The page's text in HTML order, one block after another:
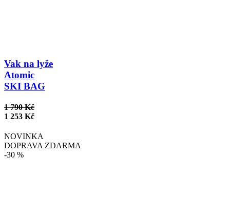
Vak na lyže
Atomic
SKI BAG
1 790 Kč
1 253 Kč
NOVINKA
DOPRAVA ZDARMA
-30 %